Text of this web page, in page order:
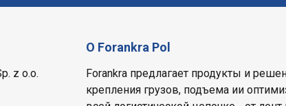
z o.o.
О Forankra Pol
Forankra предлагает продукты и
крепления грузов, подъема ии